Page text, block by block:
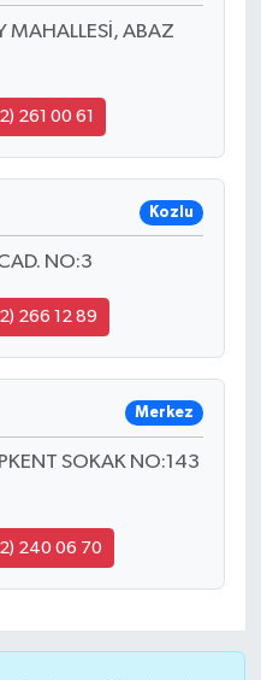
MAHALLESİ, ABAZ
261 00 61
Kozlu
NO:3
266 12 89
Merkez
SOKAK NO:143
240 06 70